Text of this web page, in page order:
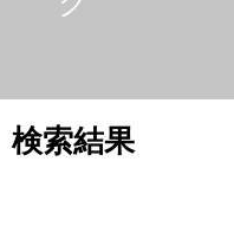
検索結果